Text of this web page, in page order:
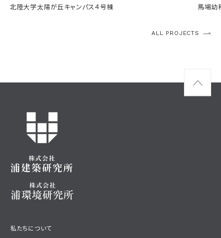
北陸大学太陽が丘キャンパス４号棟 馬場幼
ALL PROJECTS
私たちについて